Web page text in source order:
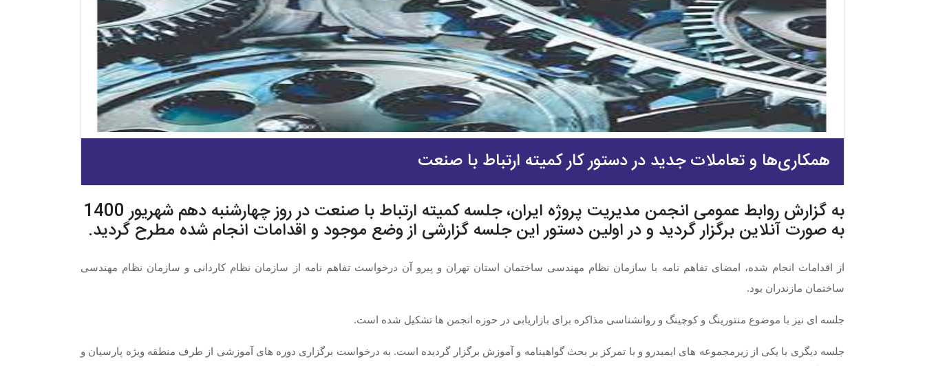
همکاری‌ها و تعاملات جدید در دستور کار کمیته ارتباط با صنعت
به گزارش روابط عمومی انجمن مدیریت پروژه ایران، جلسه کمیته ارتباط با صنعت در روز چهارشنبه دهم شهریور 1400
به صورت آنلاین برگزار گردید و در اولین دستور این جلسه گزارشی از وضع موجود و اقدامات انجام شده مطرح گردید.
از اقدامات انجام شده، امضای تفاهم نامه با سازمان نظام مهندسی ساختمان استان تهران و پیرو آن درخواست تفاهم نامه از سازمان نظام کاردانی و سازمان نظام مهندسی
ساختمان مازندران بود.
جلسه ای نیز با موضوع منتورینگ و کوچینگ و روانشناسی مذاکره برای بازاریابی در حوزه انجمن ها تشکیل شده است.
جلسه دیگری با یکی از زیرمجموعه های ایمیدرو و با تمرکز بر بحث گواهینامه و آموزش برگزار گردیده است. به درخواست برگزاری دوره های آموزشی از طرف منطقه ویژه پارسیان و